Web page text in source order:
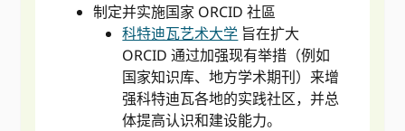
制定并实施国家 ORCID 社區
科特迪瓦艺术大学 旨在扩大
ORCID 通过加强现有举措（例如
国家知识库、地方学术期刊）来增
强科特迪瓦各地的实践社区，并总
体提高认识和建设能力。